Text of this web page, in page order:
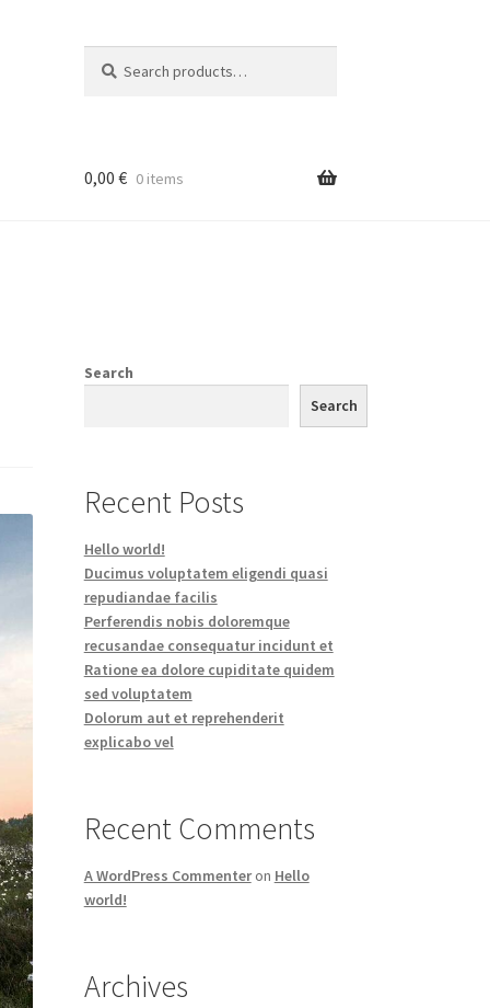
for:
0,00 € 0 items
Search
Search
Recent Posts
Hello world!
Ducimus voluptatem eligendi quasi
repudiandae facilis
Perferendis nobis doloremque
recusandae consequatur incidunt et
Ratione ea dolore cupiditate quidem
sed voluptatem
Dolorum aut et reprehenderit
explicabo vel
Recent Comments
A WordPress Commenteron Hello
world!
Archives